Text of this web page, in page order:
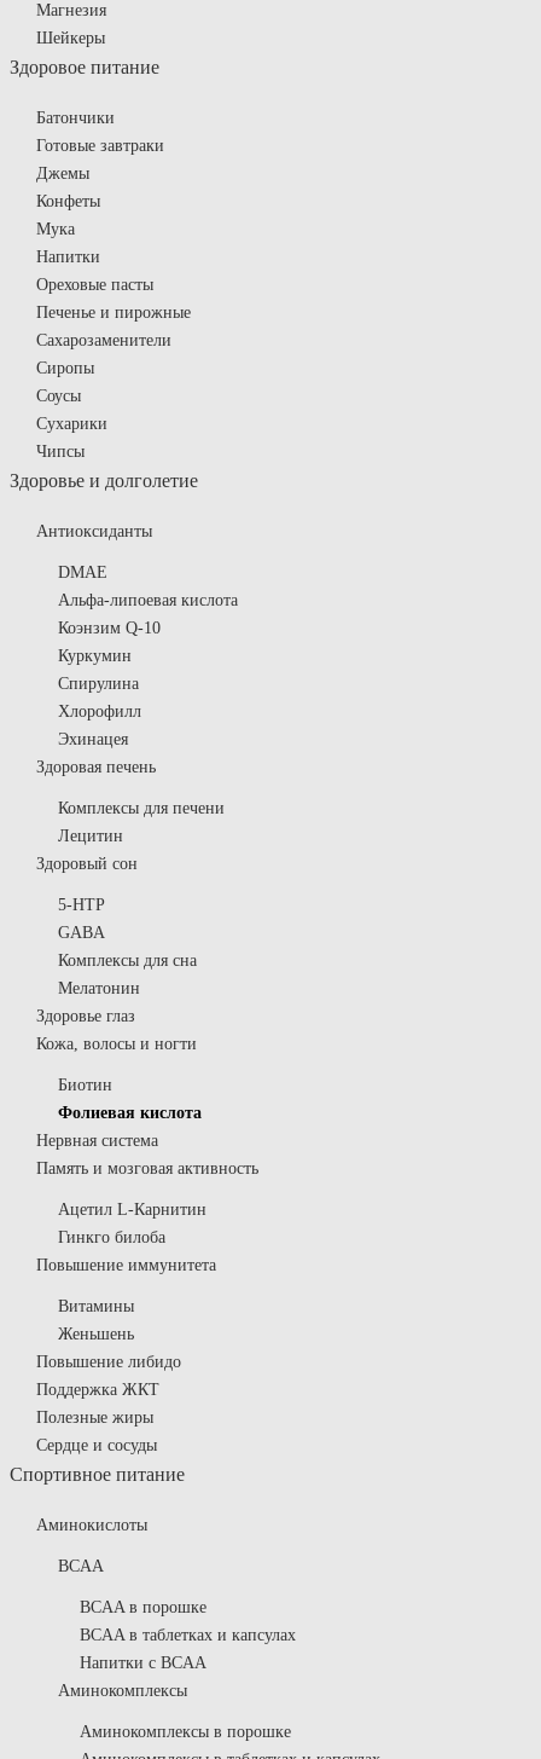
Магнезия
Шейкеры
Здоровое питание
Батончики
Готовые завтраки
Джемы
Конфеты
Мука
Напитки
Ореховые пасты
Печенье и пирожные
Сахарозаменители
Сиропы
Соусы
Сухарики
Чипсы
Здоровье и долголетие
Антиоксиданты
DMAE
Альфа-липоевая кислота
Коэнзим Q-10
Куркумин
Спирулина
Хлорофилл
Эхинацея
Здоровая печень
Комплексы для печени
Лецитин
Здоровый сон
5-HTP
GABA
Комплексы для сна
Мелатонин
Здоровье глаз
Кожа, волосы и ногти
Биотин
Фолиевая кислота
Нервная система
Память и мозговая активность
Ацетил L-Карнитин
Гинкго билоба
Повышение иммунитета
Витамины
Женьшень
Повышение либидо
Поддержка ЖКТ
Полезные жиры
Сердце и сосуды
Спортивное питание
Аминокислоты
BCAA
BCAA в порошке
BCAA в таблетках и капсулах
Напитки с BCAA
Аминокомплексы
Аминокомплексы в порошке